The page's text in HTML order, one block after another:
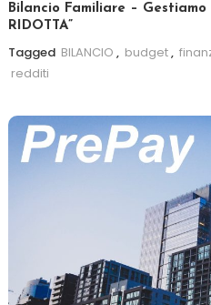
Bilancio Familiare – Gestiamo
RIDOTTA”
Tagged BILANCIO , budget,
redditi